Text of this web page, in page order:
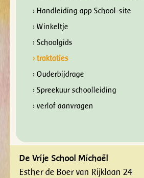
› Handleiding app School-site
› Winkeltje
› Schoolgids
› traktaties
› Ouderbijdrage
› Spreekuur schoolleiding
› verlof aanvragen
De Vrije School Michaël
Esther de Boer van Rijklaan 24